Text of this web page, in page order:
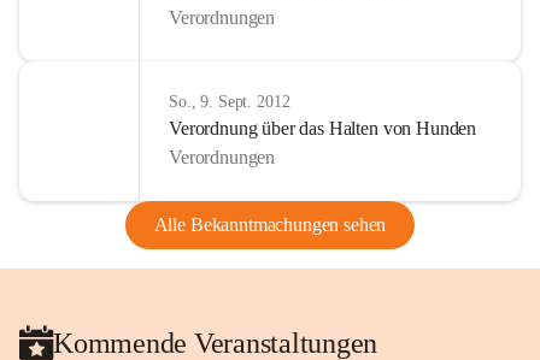
Verordnungen
So., 9. Sept. 2012
Verordnung über das Halten von Hunden
Verordnungen
Alle Bekanntmachungen sehen
Kommende Veranstaltungen